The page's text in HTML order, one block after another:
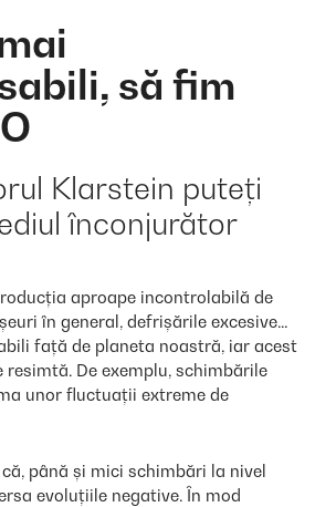
să fim
Klarstein puteți
înconjurător
aproape incontrolabilă de
în general, defrișările excesive...
față de planeta noastră, iar acest
resimtă. De exemplu, schimbările
unor fluctuații extreme de
până și mici schimbări la nivel
evoluțiile negative. În mod